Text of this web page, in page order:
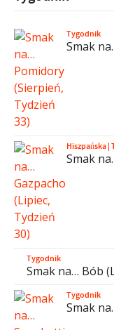
Tygodnik
Smak
Hiszpańska|
Smak
Tygodnik
Smak na… Bób
Tygodnik
Smak